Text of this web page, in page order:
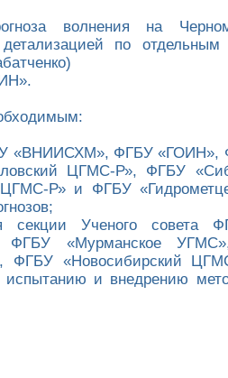
волнения на
по
«ВНИИСХМ», ФГБУ «ГОИН»,
ЦГМС-Р», ФГБУ
ЦГМС-Р» и ФГБУ
секции Ученого совета
ФГБУ «Мурманское
ФГБУ «Новосибирский
и внедрению